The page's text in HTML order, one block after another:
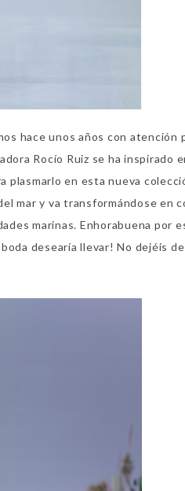
hace unos años con atención
Rocío Ruiz se ha inspirado
plasmarlo en esta nueva
mar y va transformándose en
marinas. Enhorabuena por
desearía llevar! No dejéis